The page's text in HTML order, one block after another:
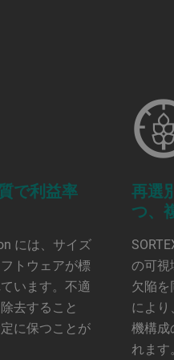
で利益率
には、サイズ
トウェアが標
います。不適
去すること
に保つことが
再選
つ、
の可視
欠陥
によ
機構成
れます